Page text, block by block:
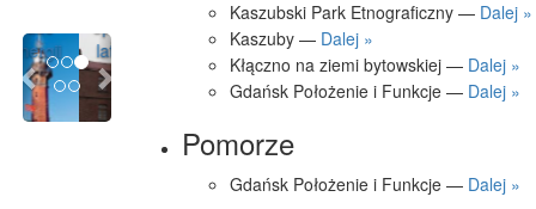
latarnię
PreviousNext
Kaszubski Park Etnograficzny — Dalej »
Kaszuby — Dalej »
Kłączno na ziemi bytowskiej — Dalej »
Gdańsk Położenie i Funkcje — Dalej »
Pomorze
Gdańsk Położenie i Funkcje — Dalej »